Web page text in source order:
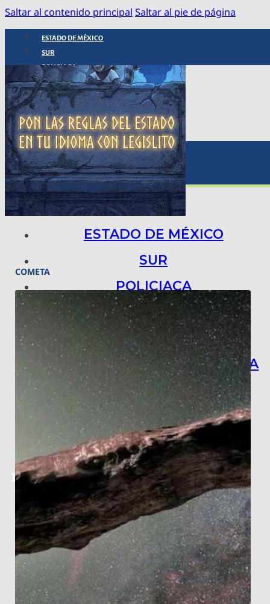
Saltar al contenido principal Saltar al pie de página
ESTADO DE MÉXICO
SUR
POLICIACA
NACIONAL
INTERNACIONAL
ARTE, CIENCIA Y TECNOLOGÍA
COLUMNAS
BAJO LA LUPA
RASTROS Y ROSTROS
VÍNCULOS ANIMALES
ESTADO DE MÉXICO
SUR
POLICIACA
NACIONAL
INTERNACIONAL
ARTE, CIENCIA Y TECNOLOGÍA
COLUMNAS
BAJO LA LUPA
RASTROS Y ROSTROS
VÍNCULOS ANIMALES
COMETA